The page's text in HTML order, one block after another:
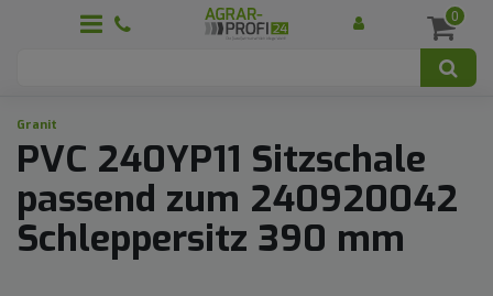
0
Granit
PVC 240YP11 Sitzschale
passend zum 240920042
Schleppersitz 390 mm